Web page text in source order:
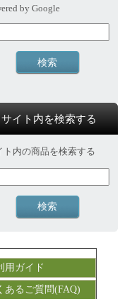
by Google
サイト内を検索する
ト内の商品を検索する
用ガイド
あるご質問(FAQ)